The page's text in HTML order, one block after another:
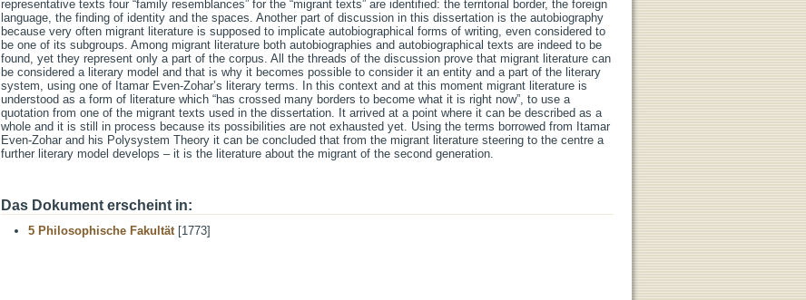
representative texts four “family resemblances” for the “migrant texts” are identified: the territorial border, the foreign
language, the finding of identity and the spaces. Another part of discussion in this dissertation is the autobiography
because very often migrant literature is supposed to implicate autobiographical forms of writing, even considered to
be one of its subgroups. Among migrant literature both autobiographies and autobiographical texts are indeed to be
found, yet they represent only a part of the corpus. All the threads of the discussion prove that migrant literature can
be considered a literary model and that is why it becomes possible to consider it an entity and a part of the literary
system, using one of Itamar Even-Zohar’s literary terms. In this context and at this moment migrant literature is
understood as a form of literature which “has crossed many borders to become what it is right now”, to use a
quotation from one of the migrant texts used in the dissertation. It arrived at a point where it can be described as a
whole and it is still in process because its possibilities are not exhausted yet. Using the terms borrowed from Itamar
Even-Zohar and his Polysystem Theory it can be concluded that from the migrant literature steering to the centre a
further literary model develops – it is the literature about the migrant of the second generation.
Das Dokument erscheint in:
5 Philosophische Fakultät[1773]